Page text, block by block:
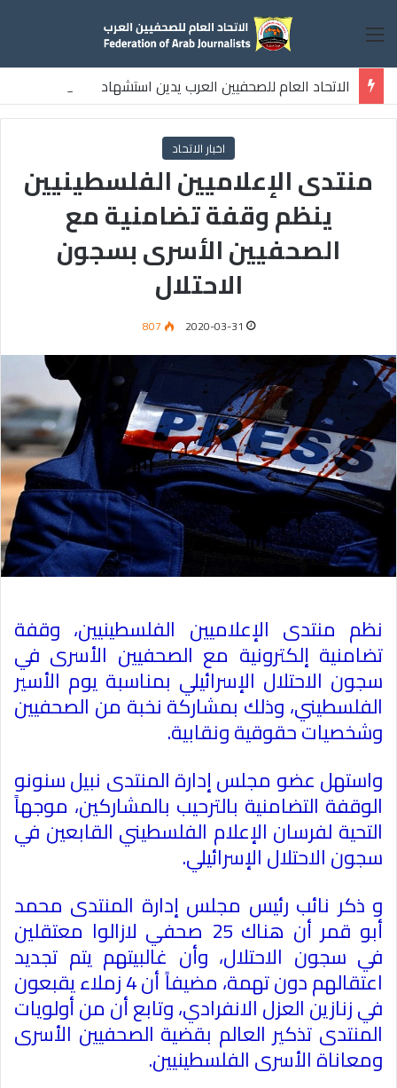
القائمة
الاتحاد العام للصحفيين العرب يدين استشهاد
ثلاثة صحفيين فلسطينيين باستهداف إسرائيلي وسط قطاع غزة
اخبار الاتحاد
منتدى الإعلاميين الفلسطينيين
ينظم وقفة تضامنية مع
الصحفيين الأسرى بسجون
الاحتلال
2020-03-31
807
نظم منتدى الإعلاميين الفلسطينيين، وقفة
تضامنية إلكترونية مع الصحفيين الأسرى في
سجون الاحتلال الإسرائيلي بمناسبة يوم الأسير
الفلسطيني، وذلك بمشاركة نخبة من الصحفيين
وشخصيات حقوقية ونقابية.
واستهل عضو مجلس إدارة المنتدى نبيل سنونو
الوقفة التضامنية بالترحيب بالمشاركين، موجهاً
التحية لفرسان الإعلام الفلسطيني القابعين في
سجون الاحتلال الإسرائيلي.
و ذكر نائب رئيس مجلس إدارة المنتدى محمد
أبو قمر أن هناك 25 صحفي لازالوا معتقلين
في سجون الاحتلال، وأن غالبيتهم يتم تجديد
اعتقالهم دون تهمة، مضيفاً أن 4 زملاء يقبعون
في زنازين العزل الانفرادي، وتابع أن من أولويات
المنتدى تذكير العالم بقضية الصحفيين الأسرى
ومعاناة الأسرى الفلسطينيين.